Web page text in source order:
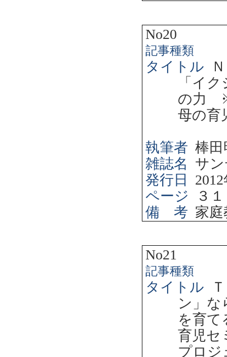
No20
記事種類
タイトル
「イ
の力 ※
母の育
執筆者 棒田
雑誌名
サ
発行日
2012
ページ
３１
備 考 家
No21
記事種類
タイトル
ン」
を育
育児セ
プロジ